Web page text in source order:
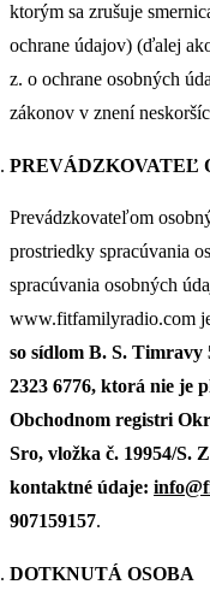
ktorým sa zrušuje
ochrane údajov) (ďalej
z. o ochrane osobných
zákonov v znení
PREVÁDZKOVATEĽ
Prevádzkovateľom
prostriedky spracúvania
spracúvania osobných
www.fitfamilyradio.com
so sídlom B. S. Timravy
2323 6776, ktorá nie je
Obchodnom registri
Sro, vložka č. 19954/S.
kontaktné údaje:
907159157.
DOTKNUTÁ OSOBA